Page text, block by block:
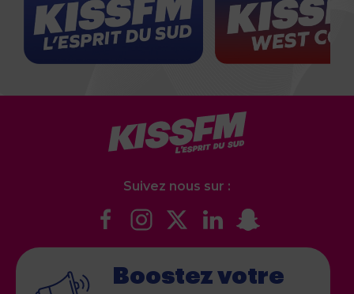
Suivez nous sur :
Boostez votre